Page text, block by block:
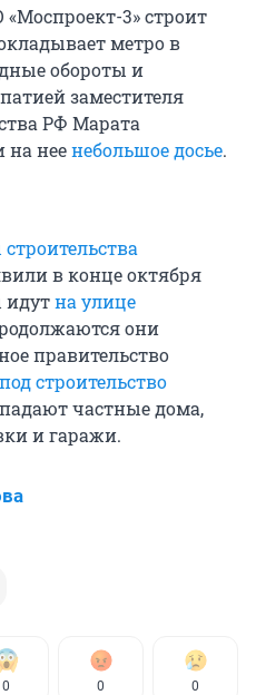
3» строит
метро в
обороты и
заместителя
РФ Марата
на неенебольшое досье.
в конце октября
идутна улице
они
правительство
строительство
частные дома,
и гаражи.
0 0 0